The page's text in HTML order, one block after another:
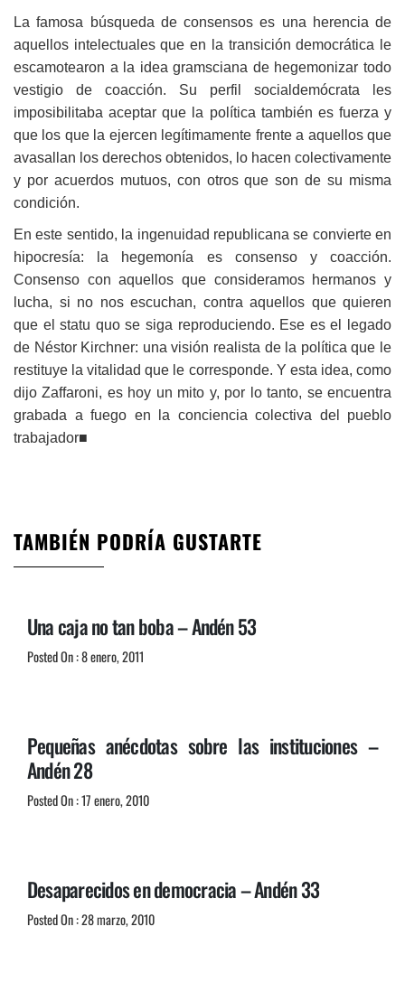
La famosa búsqueda de consensos es una herencia de
aquellos intelectuales que en la transición democrática le
escamotearon a la idea gramsciana de hegemonizar todo
vestigio de coacción. Su perfil socialdemócrata les
imposibilitaba aceptar que la política también es fuerza y
que los que la ejercen legítimamente frente a aquellos que
avasallan los derechos obtenidos, lo hacen colectivamente
y por acuerdos mutuos, con otros que son de su misma
condición.
En este sentido, la ingenuidad republicana se convierte en
hipocresía: la hegemonía es consenso y coacción.
Consenso con aquellos que consideramos hermanos y
lucha, si no nos escuchan, contra aquellos que quieren
que el statu quo se siga reproduciendo. Ese es el legado
de Néstor Kirchner: una visión realista de la política que le
restituye la vitalidad que le corresponde. Y esta idea, como
dijo Zaffaroni, es hoy un mito y, por lo tanto, se encuentra
grabada a fuego en la conciencia colectiva del pueblo
trabajador■
TAMBIÉN PODRÍA GUSTARTE
Una caja no tan boba – Andén 53
Posted On : 8 enero, 2011
Pequeñas anécdotas sobre las instituciones –
Andén 28
Posted On : 17 enero, 2010
Desaparecidos en democracia – Andén 33
Posted On : 28 marzo, 2010